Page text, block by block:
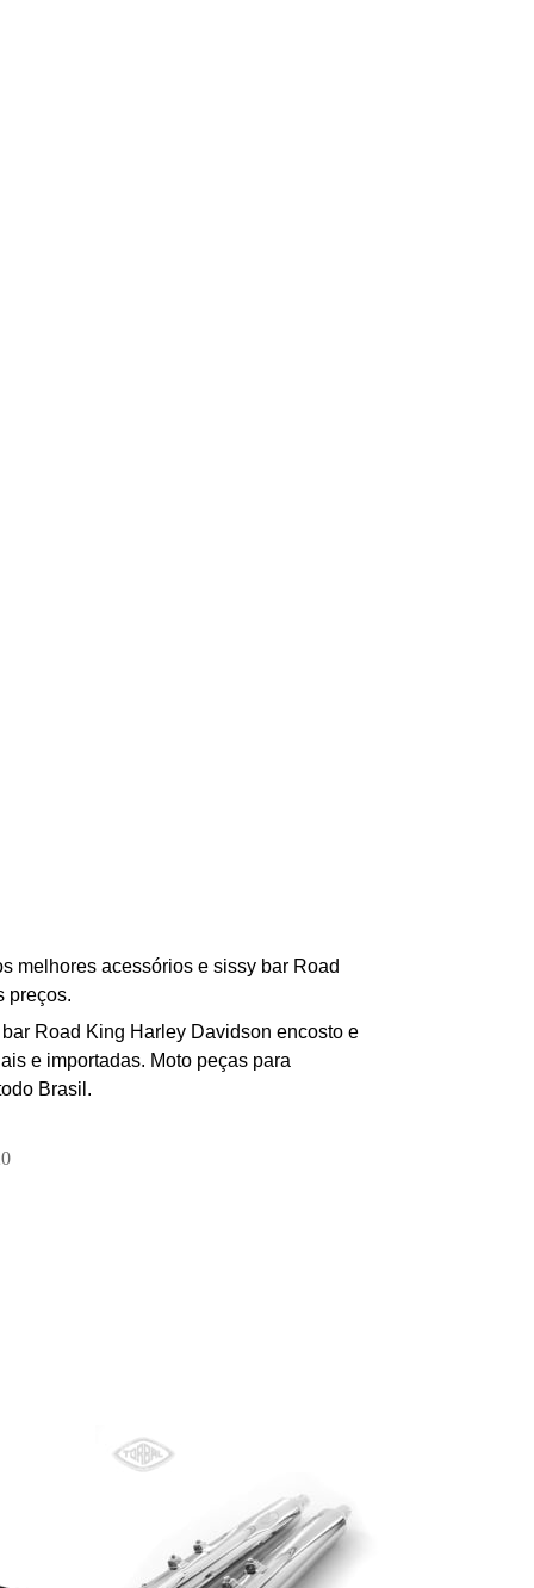
melhores acessórios e sissy bar Road
preços.
ar Road King Harley Davidson encosto e
e importadas. Moto peças para
Brasil.